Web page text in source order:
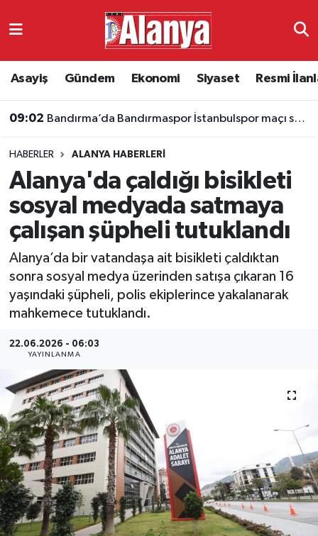
Asayiş Gündem Ekonomi Siyaset Resmi
09:02 Bandırma’da Bandırmaspor İstanbulspor maçı saat kaçta, hangi kanalda?
HABERLER ALANYA HABERLERI
Alanya'da çaldığı bisikleti
sosyal medyada satmaya
çalışan şüpheli tutuklandı
Alanya’da bir vatandaşa ait bisikleti çaldıktan
sonra sosyal medya üzerinden satışa çıkaran 16
yaşındaki şüpheli, polis ekiplerince yakalanarak
mahkemece tutuklandı.
22.06.2026 - 06:03
YAYINLANMA
Ekonomi
Resmi İlanlar
Alanyaspor
E-Gazete
Antalya Namaz Vakitleri
Süper Lig Puan Durumu ve Fikstür
Tüm Manşetler
Son Dakika Haberleri
Haber Arşivi